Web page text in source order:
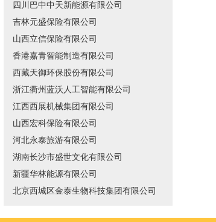
四川巴中中天新能源有限公司
吉林元盛保险有限公司
山西立信保险有限公司
香港嘉青智能制造有限公司
西藏天御环保股份有限公司
浙江衢州蓝沃人工智能有限公司
江西西展机械集团有限公司
山西宏科保险有限公司
河北永泰旅游有限公司
湖南长沙市盛世文化有限公司
新疆华林能源有限公司
北京西城区金泰生物科技集团有限公司